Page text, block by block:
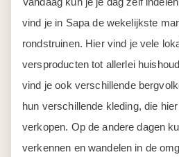
vind je in Sapa de wekelijkste
rondstruinen. Hier vind je vele
versproducten tot allerlei
vind je ook verschillende
hun verschillende kleding, die
verkopen. Op de andere dagen
verkennen en wandelen in de